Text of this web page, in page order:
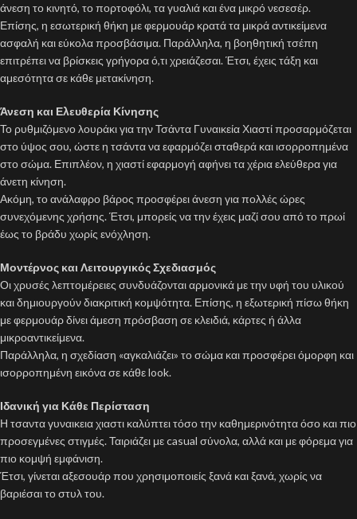
άνεση το κινητό, το πορτοφόλι, τα γυαλιά και ένα μικρό νεσεσέρ.
Επίσης, η εσωτερική θήκη με φερμουάρ κρατά τα μικρά αντικείμενα
ασφαλή και εύκολα προσβάσιμα. Παράλληλα, η βοηθητική τσέπη
επιτρέπει να βρίσκεις γρήγορα ό,τι χρειάζεσαι. Έτσι, έχεις τάξη και
αμεσότητα σε κάθε μετακίνηση.
Άνεση και Ελευθερία Κίνησης
Το ρυθμιζόμενο λουράκι για την Τσάντα Γυναικεία Χιαστί προσαρμόζεται
στο ύψος σου, ώστε η τσάντα να εφαρμόζει σταθερά και ισορροπημένα
στο σώμα. Επιπλέον, η χιαστί εφαρμογή αφήνει τα χέρια ελεύθερα για
άνετη κίνηση.
Ακόμη, το ανάλαφρο βάρος προσφέρει άνεση για πολλές ώρες
συνεχόμενης χρήσης. Έτσι, μπορείς να την έχεις μαζί σου από το πρωί
έως το βράδυ χωρίς ενόχληση.
Μοντέρνος και Λειτουργικός Σχεδιασμός
Οι χρυσές λεπτομέρειες συνδυάζονται αρμονικά με την υφή του υλικού
και δημιουργούν διακριτική κομψότητα. Επίσης, η εξωτερική πίσω θήκη
με φερμουάρ δίνει άμεση πρόσβαση σε κλειδιά, κάρτες ή άλλα
μικροαντικείμενα.
Παράλληλα, η σχεδίαση «αγκαλιάζει» το σώμα και προσφέρει όμορφη και
ισορροπημένη εικόνα σε κάθε look.
Ιδανική για Κάθε Περίσταση
Η τσαντα γυναικεια χιαστι καλύπτει τόσο την καθημερινότητα όσο και πιο
προσεγμένες στιγμές. Ταιριάζει με casual σύνολα, αλλά και με φόρεμα για
πιο κομψή εμφάνιση.
Έτσι, γίνεται αξεσουάρ που χρησιμοποιείς ξανά και ξανά, χωρίς να
βαριέσαι το στυλ του.